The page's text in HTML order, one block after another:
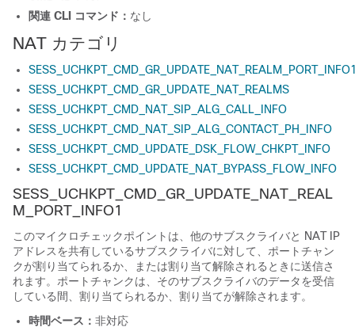
関連 CLI コマンド： なし
NAT カテゴリ
SESS_UCHKPT_CMD_GR_UPDATE_NAT_REALMS
SESS_UCHKPT_CMD_NAT_SIP_ALG_CALL_INFO
SESS_UCHKPT_CMD_NAT_SIP_ALG_CONTACT_PH_INFO
SESS_UCHKPT_CMD_UPDATE_DSK_FLOW_CHKPT_INFO
SESS_UCHKPT_CMD_UPDATE_NAT_BYPASS_FLOW_INFO
SESS_UCHKPT_CMD_GR_UPDATE_NAT_REAL
M_PORT_INFO1
このマイクロチェックポイントは、他のサブスクライバと NAT IP
アドレスを共有しているサブスクライバに対して、ポートチャン
クが割り当てられるか、または割り当て解除されるときに送信さ
れます。ポートチャンクは、そのサブスクライバのデータを受信
している間、割り当てられるか、割り当てが解除されます。
時間ベース： 非対応